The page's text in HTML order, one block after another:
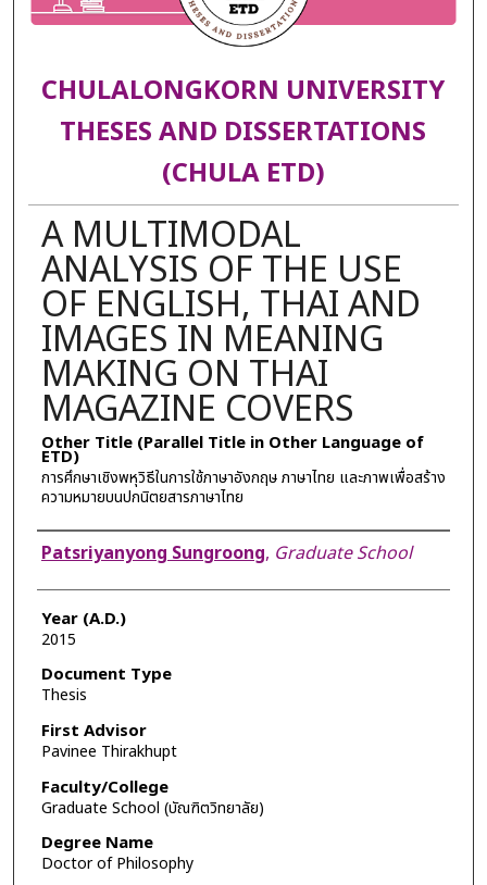
CHULALONGKORN UNIVERSITY
THESES AND DISSERTATIONS
(CHULA ETD)
A MULTIMODAL
ANALYSIS OF THE USE
OF ENGLISH, THAI AND
IMAGES IN MEANING
MAKING ON THAI
MAGAZINE COVERS
Other Title (Parallel Title in Other Language of
ETD)
การศึกษาเชิงพหุวิธีในการใช้ภาษาอังกฤษ ภาษาไทย และภาพเพื่อสร้าง
ความหมายบนปกนิตยสารภาษาไทย
Author
Patsriyanyong Sungroong, Graduate School
Year (A.D.)
2015
Document Type
Thesis
First Advisor
Pavinee Thirakhupt
Faculty/College
Graduate School (บัณฑิตวิทยาลัย)
Degree Name
Doctor of Philosophy